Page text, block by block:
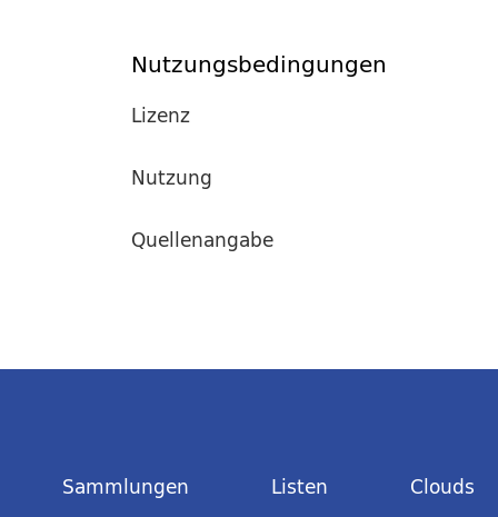
Nutzungsbedingungen
Lizenz
Nutzung
Quellenangabe
Sammlungen Listen Clouds